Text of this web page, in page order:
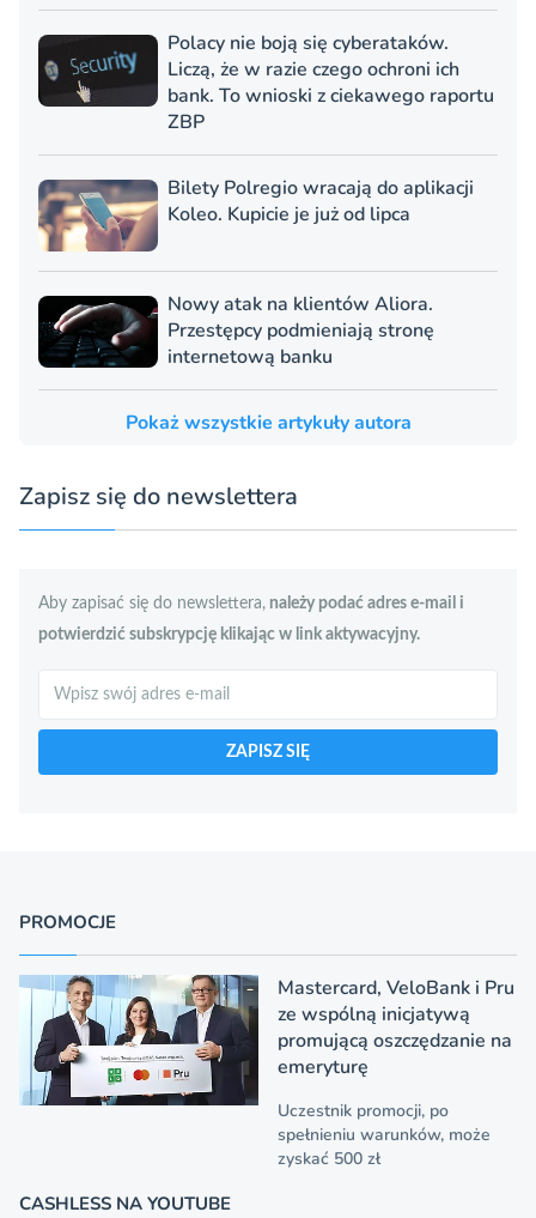
Polacy nie boją się cyberataków.
Liczą, że w razie czego ochroni ich
bank. To wnioski z ciekawego raportu
ZBP
Bilety Polregio wracają do aplikacji
Koleo. Kupicie je już od lipca
Nowy atak na klientów Aliora.
Przestępcy podmieniają stronę
internetową banku
Pokaż wszystkie artykuły autora
Zapisz się do newslettera
Aby zapisać się do newslettera, należy podać adres e-mail i
potwierdzić subskrypcję klikając w link aktywacyjny.
Szukaj
ZAPISZ SIĘ
PROMOCJE
Mastercard, VeloBank i Pru
ze wspólną inicjatywą
promującą oszczędzanie na
emeryturę
Uczestnik promocji, po
spełnieniu warunków, może
zyskać 500 zł
CASHLESS NA YOUTUBE